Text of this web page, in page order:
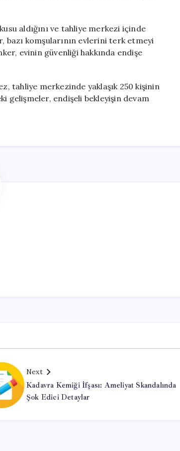
aldığını ve tahliye merkezi içinde
komşularının evlerini terk etmeyi
evinin güvenliği hakkında endişe
tahliye merkezinde yaklaşık 250 kişinin
gelişmeler, endişeli bekleyişin devam
Next
Kadavra Kemiği İfşası: Ameliyat Skandalında
Şok Edici Detaylar